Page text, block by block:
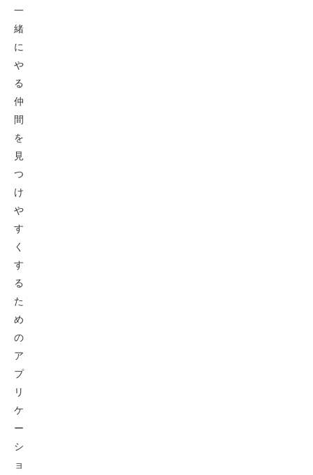
一
緒
に
や
る
仲
間
を
見
つ
け
や
す
く
す
る
た
め
の
ア
プ
リ
ケ
ー
シ
ョ